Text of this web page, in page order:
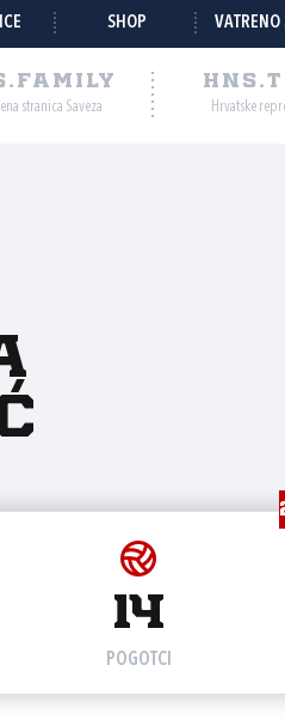
SHOP VATRENO
stranica Saveza Hrvatske
14
POGOTCI